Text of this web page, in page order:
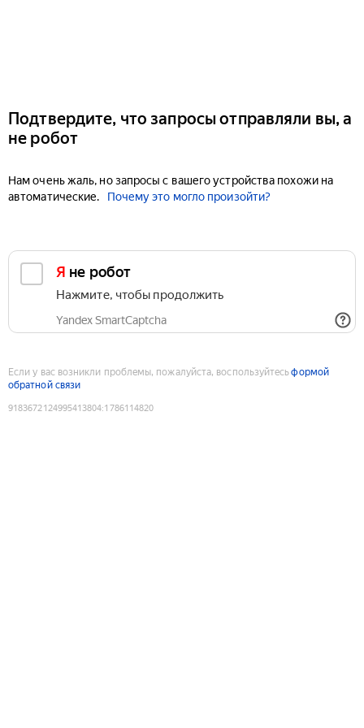
Подтвердите, что запросы отправляли вы, а
не робот
Нам очень жаль, но запросы с вашего устройства похожи на
автоматические.
Почему это могло произойти?
Я не робот
Нажмите, чтобы продолжить
Yandex SmartCaptcha
Если у вас возникли проблемы, пожалуйста, воспользуйтесьформой
обратной связи
9183672124995413804:1786114820